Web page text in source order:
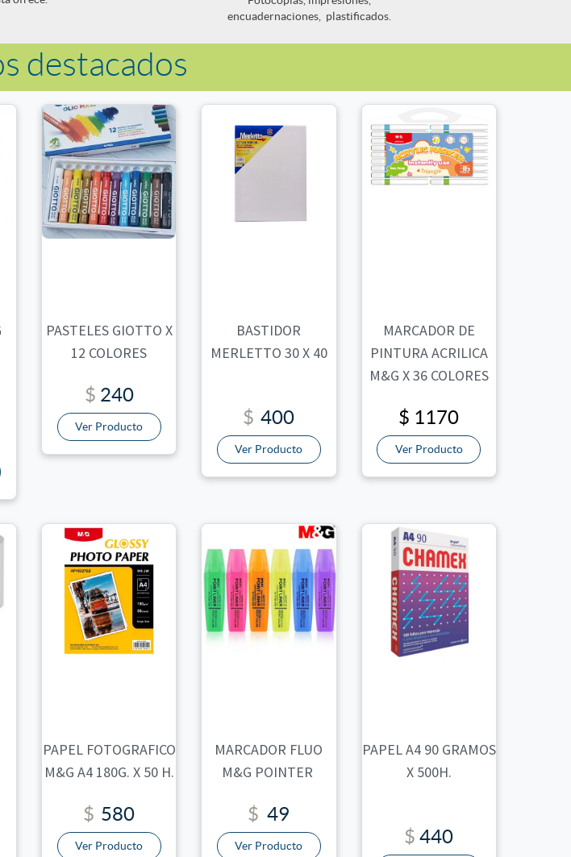
encuadernaciones, plastificados.
destacados
PASTELES GIOTTO X
12 COLORES
$ 240
Ver Producto
BASTIDOR
MERLETTO 30 X 40
$ 400
Ver Producto
MARCADOR DE
PINTURA ACRILICA
M&G X 36 COLORES
$ 1170
Ver Producto
PAPEL FOTOGRAFICO
M&G A4 180G. X 50 H.
$ 580
Ver Producto
MARCADOR FLUO
M&G POINTER
$ 49
Ver Producto
PAPEL A4 90 GRAMOS
X 500H.
$ 440